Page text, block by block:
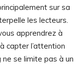
sur sa
les lecteurs.
apprendrez à
capter l’attention
se limite pas à un